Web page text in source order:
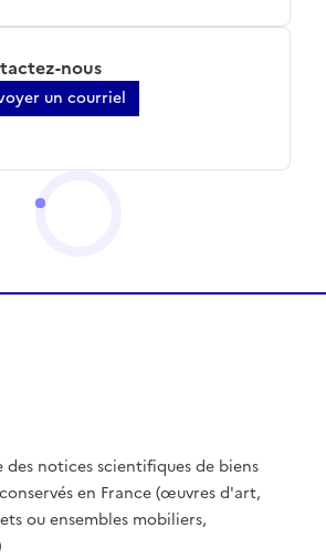
nous
un courriel
des notices scientifiques de biens
en France (œuvres d'art,
ou ensembles mobiliers,